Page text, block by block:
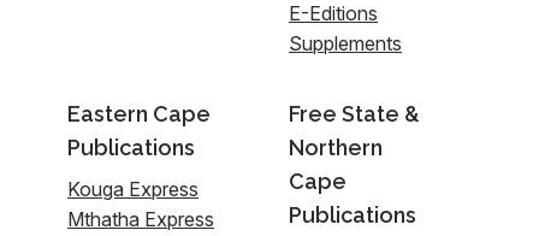
E-Editions
Supplements
Eastern Cape
Publications
Kouga Express
Mthatha Express
Free State &
Northern
Cape
Publications